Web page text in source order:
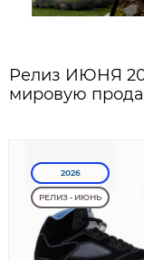
Релиз ИЮНЯ
мировую
2026
РЕЛИЗ - ИЮНЬ